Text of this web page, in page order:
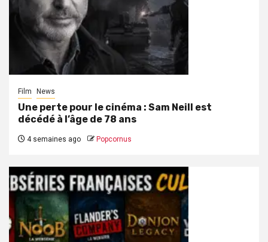
Film News
Une perte pour le cinéma : Sam Neill est
décédé à l’âge de 78 ans
4 semaines ago Popcornus